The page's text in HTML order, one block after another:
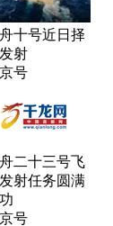
十号近日择
射
号
二十三号飞
射任务圆满
号